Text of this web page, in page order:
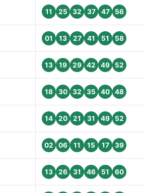
11 25 32 37 47 56
01 13 27 41 51 58
13 19 29 42 49 52
18 30 32 35 40 48
14 20 21 31 49 52
02 06 11 15 17 39
13 26 31 46 51 60